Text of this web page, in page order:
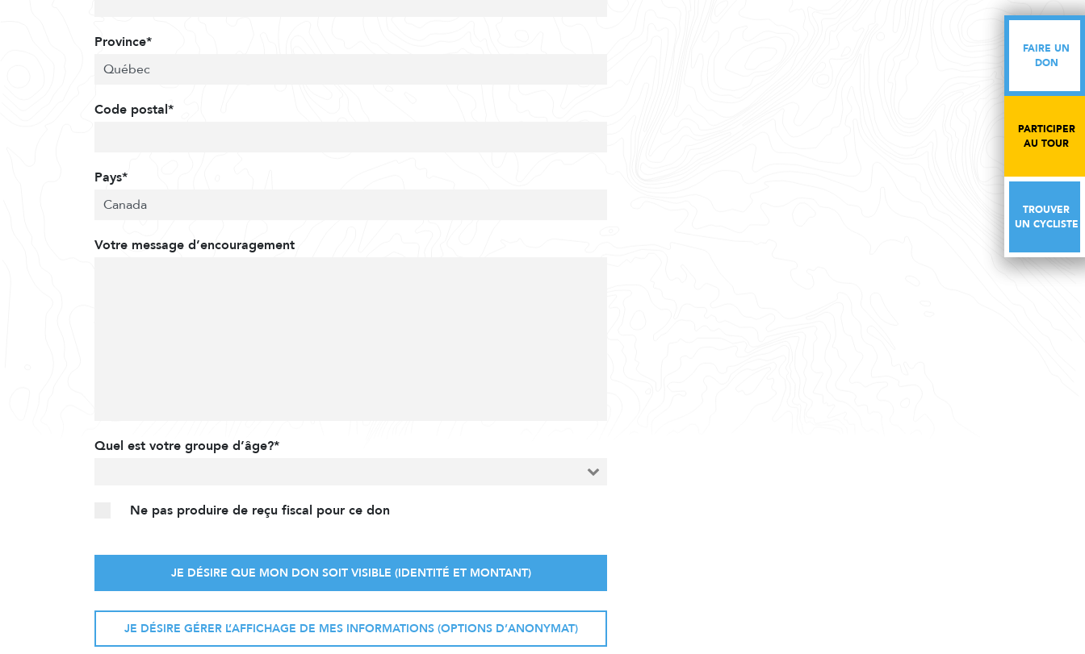
FAIRE UN
DON
PARTICIPER
AU TOUR
TROUVER
UN CYCLISTE
Province*
Code postal*
Pays*
Votre message d’encouragement
Quel est votre groupe d’âge?*
Ne pas produire de reçu fiscal pour ce don
JE DÉSIRE QUE MON DON SOIT VISIBLE (IDENTITÉ ET MONTANT)
JE DÉSIRE GÉRER L’AFFICHAGE DE MES INFORMATIONS (OPTIONS D’ANONYMAT)
FAIRE UN
DON
PARTICIPER
AU TOUR
TROUVER
UN CYCLISTE